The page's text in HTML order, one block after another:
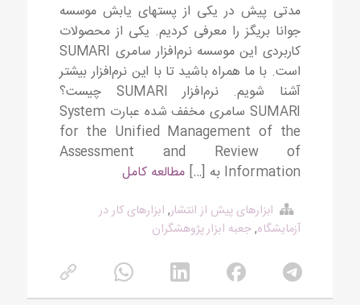
مدتی پیش در یکی از پستهای یابش موسسه
جوانا بریگز را معرفی کردیم. یکی از محصولات
کاربردی این موسسه نرم‌افزار سامری SUMARI
است. با ما همراه باشید تا با این نرم‌افزار بیشتر
آشنا شویم. نرم‌افزار SUMARI چیست؟
SUMARI سامری مخفف شده عبارت System
for the Unified Management of the
Assessment and Review of
Information به […]
مطالعه کامل
ابزارهای پیش از انتشار, ابزارهای کار در
آزمایشگاه,جعبه ابزار پژوهشگران